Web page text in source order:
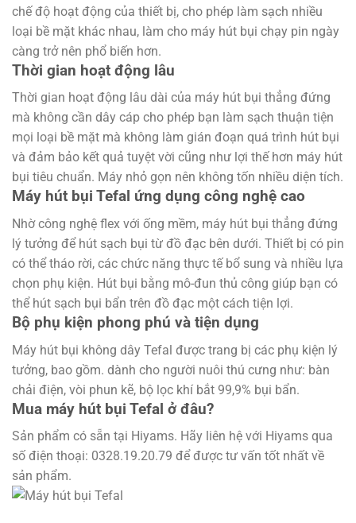
chế độ hoạt động của thiết bị, cho phép làm sạch nhiều
loại bề mặt khác nhau, làm cho máy hút bụi chạy pin ngày
càng trở nên phổ biến hơn.
Thời gian hoạt động lâu
Thời gian hoạt động lâu dài của máy hút bụi thẳng đứng
mà không cần dây cáp cho phép bạn làm sạch thuận tiện
mọi loại bề mặt mà không làm gián đoạn quá trình hút bụi
và đảm bảo kết quả tuyệt vời cũng như lợi thế hơn máy hút
bụi tiêu chuẩn. Máy nhỏ gọn nên không tốn nhiều diện tích.
Máy hút bụi Tefal ứng dụng công nghệ cao
Nhờ công nghệ flex với ống mềm, máy hút bụi thẳng đứng
lý tưởng để hút sạch bụi từ đồ đạc bên dưới. Thiết bị có pin
có thể tháo rời, các chức năng thực tế bổ sung và nhiều lựa
chọn phụ kiện. Hút bụi bằng mô-đun thủ công giúp bạn có
thể hút sạch bụi bẩn trên đồ đạc một cách tiện lợi.
Bộ phụ kiện phong phú và tiện dụng
Máy hút bụi không dây Tefal được trang bị các phụ kiện lý
tưởng, bao gồm. dành cho người nuôi thú cưng như: bàn
chải điện, vòi phun kẽ, bộ lọc khí bắt 99,9% bụi bẩn.
Mua máy hút bụi Tefal ở đâu?
Sản phẩm có sẵn tại Hiyams. Hãy liên hệ với Hiyams qua
số điện thoại: 0328.19.20.79 để được tư vấn tốt nhất về
sản phẩm.